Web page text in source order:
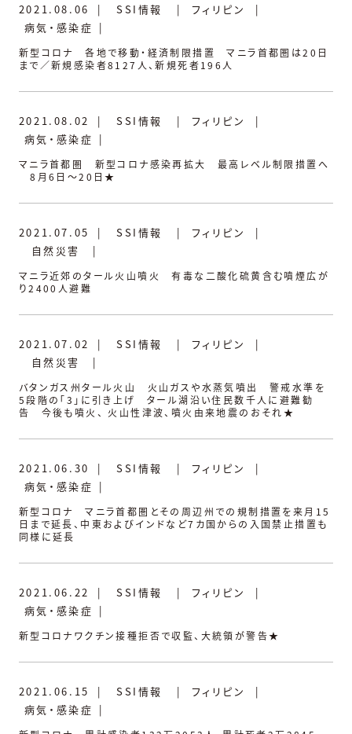
2021.08.06 | SSI情報 | フィリピン
|
病気・感染症 |
新型コロナ 各地で移動・経済制限措置 マニラ首都圏は20日
まで／新規感染者8127人、新規死者196人
2021.08.02 | SSI情報 | フィリピン
|
病気・感染症 |
マニラ首都圏 新型コロナ感染再拡大 最高レベル制限措置へ
8月6日～20日★
2021.07.05 | SSI情報 | フィリピン
|
自然災害
|
マニラ近郊のタール火山噴火 有毒な二酸化硫黄含む噴煙広が
り2400人避難
2021.07.02 | SSI情報 | フィリピン
|
自然災害
|
バタンガス州タール火山 火山ガスや水蒸気噴出 警戒水準を
5段階の「3」に引き上げ タール湖沿い住民数千人に避難勧
告 今後も噴火、 火山性津波、噴火由来地震のおそれ★
2021.06.30 | SSI情報 | フィリピン
|
病気・感染症 |
新型コロナ マニラ首都圏とその周辺州での規制措置を来月15
日まで延長、中東およびインドなど7カ国からの入国禁止措置も
同様に延長
2021.06.22 | SSI情報 | フィリピン
|
病気・感染症 |
新型コロナワクチン接種拒否で収監、大統領が警告★
2021.06.15 | SSI情報 | フィリピン
|
病気・感染症 |